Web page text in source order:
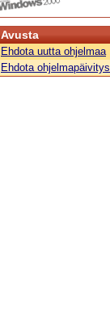
Avusta
Ehdota uutta ohjelmaa
Ehdota